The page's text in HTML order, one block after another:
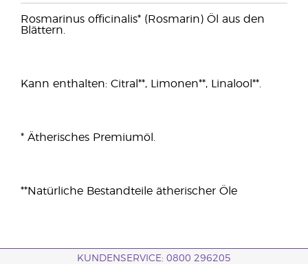
Rosmarinus officinalis* (Rosmarin) Öl aus den
Blättern.
Kann enthalten: Citral**, Limonen**, Linalool**.
* Ätherisches Premiumöl.
**Natürliche Bestandteile ätherischer Öle
KUNDENSERVICE: 0800 296205